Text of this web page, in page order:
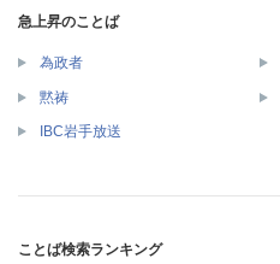
急上昇のことば
為政者
黙祷
IBC岩手放送
ことば検索ランキング